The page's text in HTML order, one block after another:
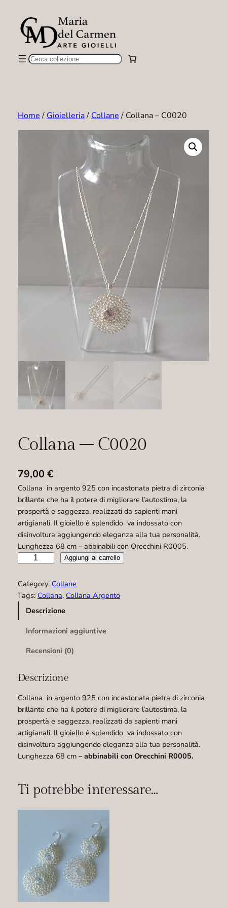
contenuto
Cerca
Home/ Gioielleria/ Collane/ Collana – C0020
Collana – C0020
79,00 €
Collana in argento 925 con incastonata pietra di zirconia
brillante che ha il potere di migliorare l’autostima, la
prospertà e saggezza, realizzati da sapienti mani
artigianali. Il gioiello è splendido va indossato con
disinvoltura aggiungendo eleganza alla tua personalità.
Lunghezza 68 cm – abbinabili con Orecchini R0005.
l
l
a
0
0
q
u
a
n
t
Aggiungi al carrello
Category: Collane
Tags: Collana, Collana Argento
Descrizione
Informazioni aggiuntive
Recensioni (0)
Descrizione
Collana in argento 925 con incastonata pietra di zirconia
brillante che ha il potere di migliorare l’autostima, la
prospertà e saggezza, realizzati da sapienti mani
artigianali. Il gioiello è splendido va indossato con
disinvoltura aggiungendo eleganza alla tua personalità.
Lunghezza 68 cm – abbinabili con Orecchini R0005.
Ti potrebbe interessare…